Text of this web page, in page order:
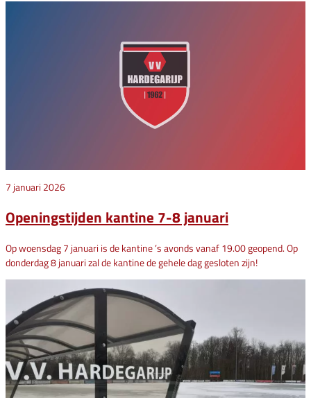
7 januari 2026
Openingstijden kantine 7-8 januari
Op woensdag 7 januari is de kantine ’s avonds vanaf 19.00 geopend. Op
donderdag 8 januari zal de kantine de gehele dag gesloten zijn!